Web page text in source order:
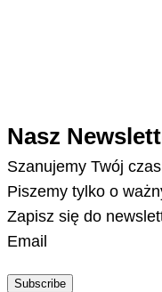
Nasz
Szanujemy Twój
Piszemy tylko o
Zapisz się do
Email
Subscribe